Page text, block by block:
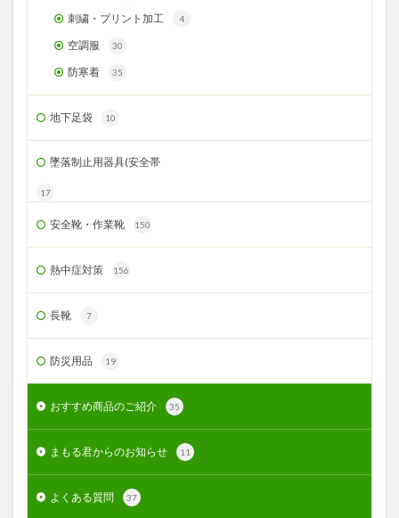
刺繍・プリント加工 4
空調服 30
防寒着 35
地下足袋 10
墜落制止用器具(安全帯
17
安全靴・作業靴 150
熱中症対策 156
長靴 7
防災用品 19
おすすめ商品のご紹介 35
まもる君からのお知らせ 11
よくある質問 37